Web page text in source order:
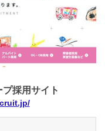
採用サイト